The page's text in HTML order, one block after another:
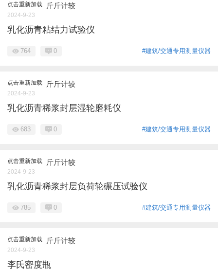
点击重新加载 斤斤计较
2024-9-23
乳化沥青粘结力试验仪
#建筑/交通专用测量仪器
764 0
点击重新加载 斤斤计较
2024-9-23
乳化沥青稀浆封层湿轮磨耗仪
#建筑/交通专用测量仪器
683 0
点击重新加载 斤斤计较
2024-9-23
乳化沥青稀浆封层负荷轮碾压试验仪
#建筑/交通专用测量仪器
785 0
点击重新加载 斤斤计较
2024-9-23
李氏密度瓶